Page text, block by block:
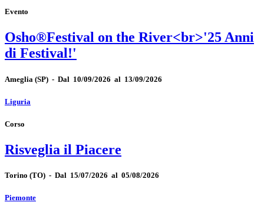
Evento
Osho®Festival on the River<br>'25 Anni
di Festival!'
Ameglia (SP) - Dal 10/09/2026 al 13/09/2026
Liguria
Corso
Risveglia il Piacere
Torino (TO) - Dal 15/07/2026 al 05/08/2026
Piemonte